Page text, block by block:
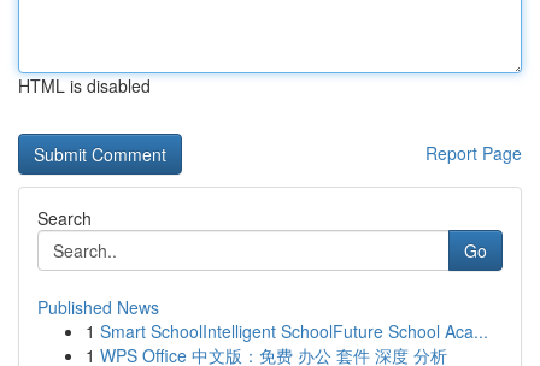
HTML is disabled
Report Page
Search
Go
Published News
1 Smart SchoolIntelligent SchoolFuture School Aca...
1 WPS Office 中文版：免费 办公 套件 深度 分析